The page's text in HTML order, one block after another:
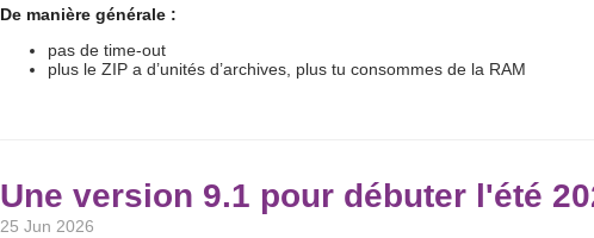
De manière générale :
pas de time-out
plus le ZIP a d’unités d’archives, plus tu consommes de la RAM
Une version 9.1 pour débuter l'été
25 Jun 2026